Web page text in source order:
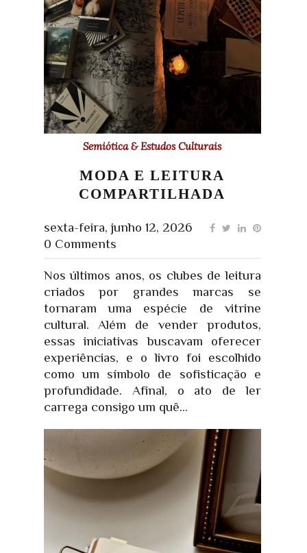
Semiótica & Estudos Culturais
MODA E LEITURA
COMPARTILHADA
sexta-feira, junho 12, 2026
0 Comments
Nos últimos anos, os clubes de leitura
criados por grandes marcas se
tornaram uma espécie de vitrine
cultural. Além de vender produtos,
essas iniciativas buscavam oferecer
experiências, e o livro foi escolhido
como um símbolo de sofisticação e
profundidade. Afinal, o ato de ler
carrega consigo um quê...